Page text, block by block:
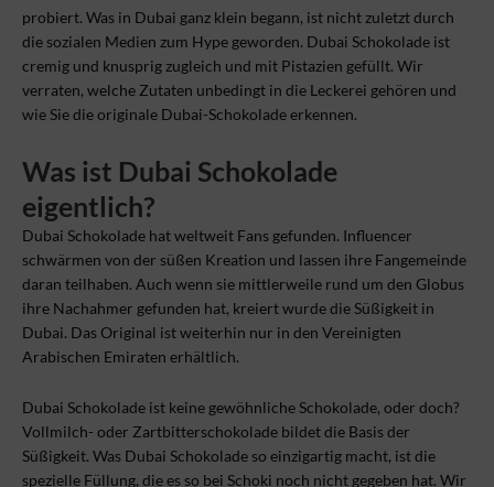
probiert. Was in Dubai ganz klein begann, ist nicht zuletzt durch
die sozialen Medien zum Hype geworden. Dubai Schokolade ist
cremig und knusprig zugleich und mit Pistazien gefüllt. Wir
verraten, welche Zutaten unbedingt in die Leckerei gehören und
wie Sie die originale Dubai-Schokolade erkennen.
Was ist Dubai Schokolade
eigentlich?
Dubai Schokolade hat weltweit Fans gefunden. Influencer
schwärmen von der süßen Kreation und lassen ihre Fangemeinde
daran teilhaben. Auch wenn sie mittlerweile rund um den Globus
ihre Nachahmer gefunden hat, kreiert wurde die Süßigkeit in
Dubai. Das Original ist weiterhin nur in den Vereinigten
Arabischen Emiraten erhältlich.
Dubai Schokolade ist keine gewöhnliche Schokolade, oder doch?
Vollmilch- oder Zartbitterschokolade bildet die Basis der
Süßigkeit. Was Dubai Schokolade so einzigartig macht, ist die
spezielle Füllung, die es so bei Schoki noch nicht gegeben hat. Wir